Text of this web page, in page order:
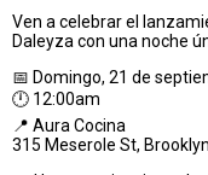
Ven a celebrar el
Daleyza con una noche
📅 Domingo, 21 de
🕛 12:00am
📍 Aura Cocina
315 Meserole St,